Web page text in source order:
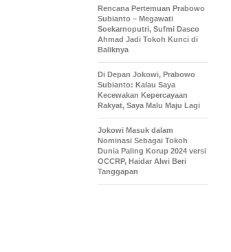
Rencana Pertemuan Prabowo
Subianto – Megawati
Soekarnoputri, Sufmi Dasco
Ahmad Jadi Tokoh Kunci di
Baliknya
Di Depan Jokowi, Prabowo
Subianto: Kalau Saya
Kecewakan Kepercayaan
Rakyat, Saya Malu Maju Lagi
Jokowi Masuk dalam
Nominasi Sebagai Tokoh
Dunia Paling Korup 2024 versi
OCCRP, Haidar Alwi Beri
Tanggapan